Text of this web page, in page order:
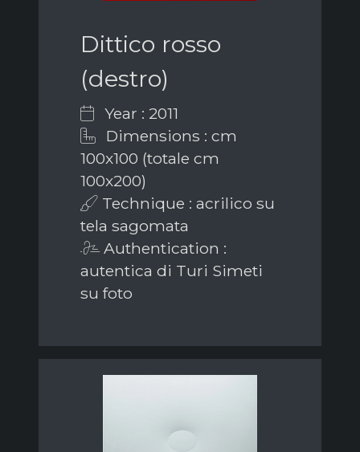
Dittico rosso
(destro)
Year : 2011
Dimensions : cm
100x100 (totale cm
100x200)
Technique : acrilico su
tela sagomata
Authentication :
autentica di Turi Simeti
su foto